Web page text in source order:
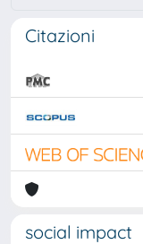
Citazioni
social impact